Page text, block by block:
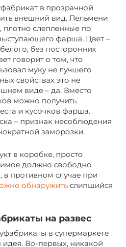
в прозрачной
внешний вид. Пельмени
плотно слепленные по
фарша. Цвет –
без посторонних
говорит о том, что
муку не лучшего
свойствах это не
виде – да. Вместо
можно получить
и кусочков фарша.
– признак несоблюдения
заморозки.
в коробке, просто
должно свободно
в противном случае при
обнаружить слипшийся
на развес
в супермаркете
идея. Во-первых, никакой